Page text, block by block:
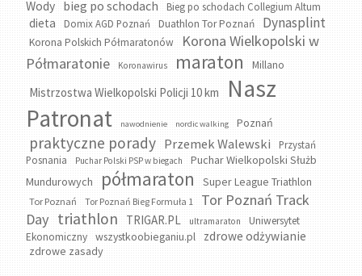
Wody bieg po schodach Bieg po schodach Collegium Altum
dieta Domix AGD Poznań Duathlon Tor Poznań Dynasplint
Korona Polskich Półmaratonów
Korona Wielkopolski w
Półmaratonie
Koronawirus maraton Millano
Mistrzostwa Wielkopolski Policji 10 km
Nasz
Patronat
nawodnienie nordic walking Poznań
praktyczne porady Przemek Walewski
Przystań
Posnania
Puchar Polski PSP w biegach
Puchar Wielkopolski Służb
Mundurowych
półmaraton Super League Triathlon
Tor Poznań Tor Poznań Bieg Formuła 1
Tor Poznań Track
Day triathlon TRIGAR.PL ultramaraton
Uniwersytet
Ekonomiczny
wszystkoobieganiu.pl zdrowe odżywianie
zdrowe zasady